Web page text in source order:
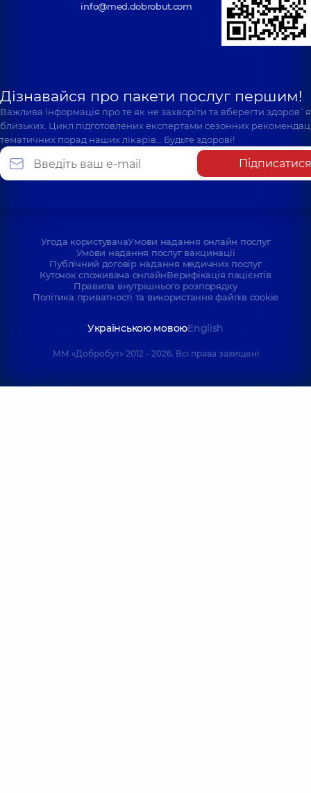
info@med.dobrobut.com
Дізнавайся про пакети послуг першим!
Важлива інформація про те як не захворіти та вберегти
близьких. Цикл підготовлених експертами сезонних
тематичних порад наших лікарів… Будьте здорові!
Підписатися
Угода користувачаУмови надання онлайн послуг
Умови надання послуг вакцинації
Публічний договір надання медичних послуг
Куточок споживача онлайнВерифікація пацієнтів
Правила внутрішнього розпорядку
Політика приватності та використання файлів cookie
Українською мовоюEnglish
ММ «Добробут» 2012 - 2026. Всі права захищені